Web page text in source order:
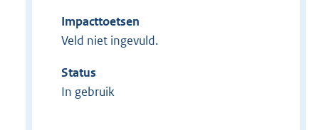
Impacttoetsen
Veld niet ingevuld.
Status
In gebruik